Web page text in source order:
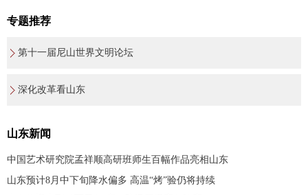
专题推荐
第十一届尼山世界文明论坛
深化改革看山东
山东新闻
中国艺术研究院孟祥顺高研班师生百幅作品亮相山东
山东预计8月中下旬降水偏多 高温“烤”验仍将持续